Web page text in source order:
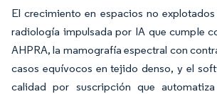
El crecimiento en espacios no
radiología impulsada por IA que cumple
AHPRA, la mamografía espectral con
casos equívocos en tejido denso, y el
calidad por suscripción que